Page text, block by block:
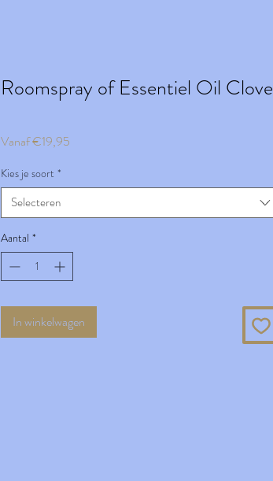
Roomspray of Essentiel Oil Clove
Vanaf€19,95
Kies je soort *
Selecteren
Aantal *
In winkelwagen